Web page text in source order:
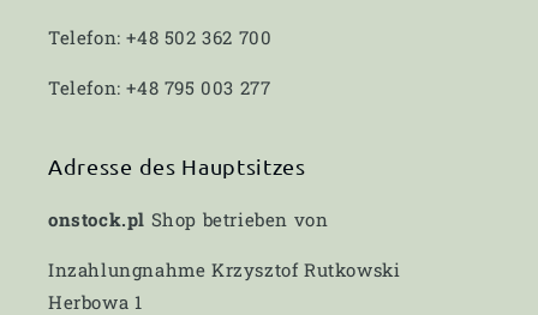
Telefon: +48 502 362 700
Telefon: +48 795 003 277
Adresse des Hauptsitzes
onstock.pl Shop betrieben von
Inzahlungnahme Krzysztof Rutkowski
Herbowa 1